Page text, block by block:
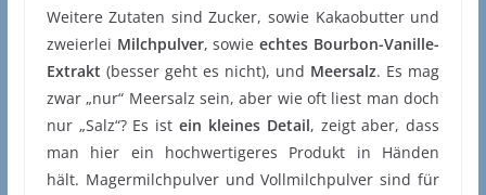
Weitere Zutaten sind Zucker, sowie Kakaobutter und
zweierlei Milchpulver, sowieechtes Bourbon-Vanille-
Extrakt (besser geht es nicht), und Meersalz. Es mag
zwar „nur“ Meersalz sein, aber wie oft liest man doch
nur „Salz“? Es ist ein kleines Detail, zeigt aber, dass
man hier ein hochwertigeres Produkt in Händen
hält. Magermilchpulver und Vollmilchpulver sind für